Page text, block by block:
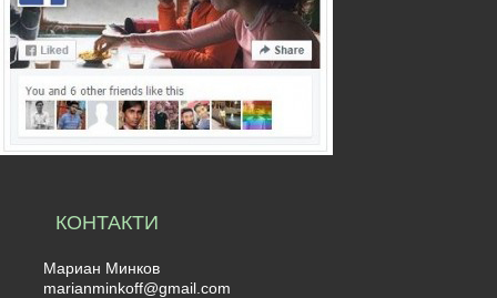
КОНТАКТИ
Мариан Минков
marianminkoff@gmail.com